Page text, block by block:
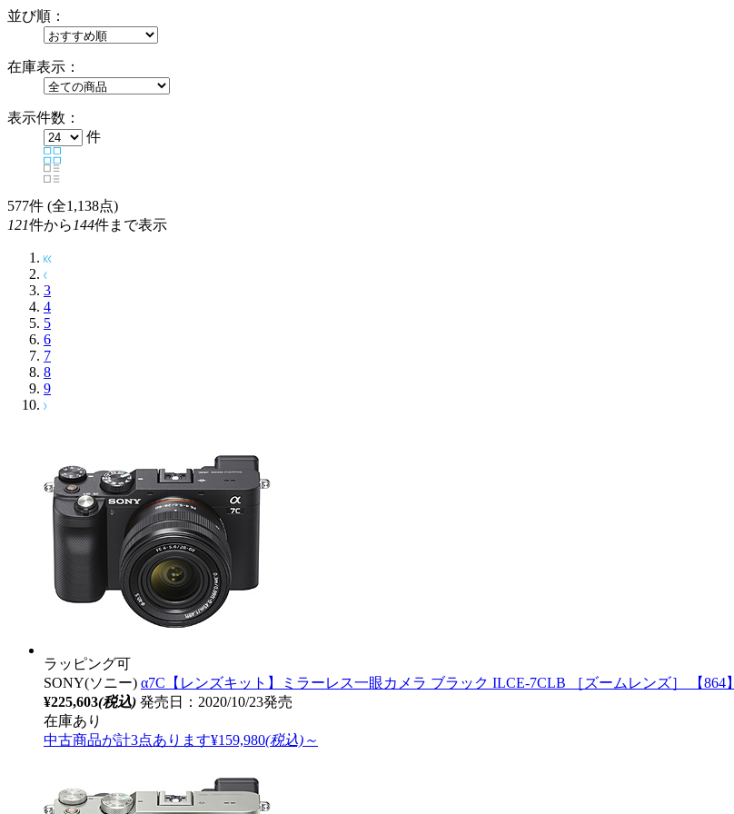
並び順：
在庫表示：
表示件数：
件
577件 (全1,138点)
121件から 144件まで表示
3
4
5
6
7
8
9
ラッピング可
SONY(ソニー) α7C【レンズキット】ミラーレス一眼カメラ ブラック ILCE-7CLB ［ズームレンズ］ 【864】
¥225,603(税込) 発売日：2020/10/23発売
在庫あり
中古商品が計3点あります¥159,980(税込)～